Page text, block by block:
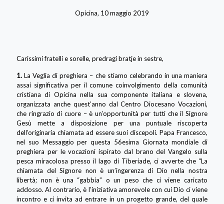
Opicina, 10 maggio 2019
Carissimi fratelli e sorelle, predragi bratje in sestre,
1.La Veglia di preghiera – che stiamo celebrando in una maniera
assai significativa per il comune coinvolgimento della comunità
cristiana di Opicina nella sua componente italiana e slovena,
organizzata anche quest’anno dal Centro Diocesano Vocazioni,
che ringrazio di cuore – è un’opportunità per tutti che il Signore
Gesù mette a disposizione per una puntuale riscoperta
dell’originaria chiamata ad essere suoi discepoli. Papa Francesco,
nel suo Messaggio per questa 56esima Giornata mondiale di
preghiera per le vocazioni ispirato dal brano del Vangelo sulla
pesca miracolosa presso il lago di Tiberiade, ci avverte che “La
chiamata del Signore non è un’ingerenza di Dio nella nostra
libertà; non è una “gabbia” o un peso che ci viene caricato
addosso. Al contrario, è l’iniziativa amorevole con cui Dio ci viene
incontro e ci invita ad entrare in un progetto grande, del quale